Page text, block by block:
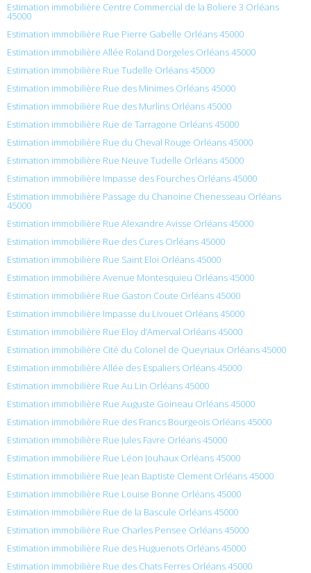
Estimation immobilière Centre Commercial de la Boliere 3 Orléans
45000
Estimation immobilière Rue Pierre Gabelle Orléans 45000
Estimation immobilière Allée Roland Dorgeles Orléans 45000
Estimation immobilière Rue Tudelle Orléans 45000
Estimation immobilière Rue des Minimes Orléans 45000
Estimation immobilière Rue des Murlins Orléans 45000
Estimation immobilière Rue de Tarragone Orléans 45000
Estimation immobilière Rue du Cheval Rouge Orléans 45000
Estimation immobilière Rue Neuve Tudelle Orléans 45000
Estimation immobilière Impasse des Fourches Orléans 45000
Estimation immobilière Passage du Chanoine Chenesseau Orléans
45000
Estimation immobilière Rue Alexandre Avisse Orléans 45000
Estimation immobilière Rue des Cures Orléans 45000
Estimation immobilière Rue Saint Eloi Orléans 45000
Estimation immobilière Avenue Montesquieu Orléans 45000
Estimation immobilière Rue Gaston Coute Orléans 45000
Estimation immobilière Impasse du Livouet Orléans 45000
Estimation immobilière Rue Eloy d’Amerval Orléans 45000
Estimation immobilière Cité du Colonel de Queyriaux Orléans 45000
Estimation immobilière Allée des Espaliers Orléans 45000
Estimation immobilière Rue Au Lin Orléans 45000
Estimation immobilière Rue Auguste Goineau Orléans 45000
Estimation immobilière Rue des Francs Bourgeois Orléans 45000
Estimation immobilière Rue Jules Favre Orléans 45000
Estimation immobilière Rue Léon Jouhaux Orléans 45000
Estimation immobilière Rue Jean Baptiste Clement Orléans 45000
Estimation immobilière Rue Louise Bonne Orléans 45000
Estimation immobilière Rue de la Bascule Orléans 45000
Estimation immobilière Rue Charles Pensee Orléans 45000
Estimation immobilière Rue des Huguenots Orléans 45000
Estimation immobilière Rue des Chats Ferres Orléans 45000